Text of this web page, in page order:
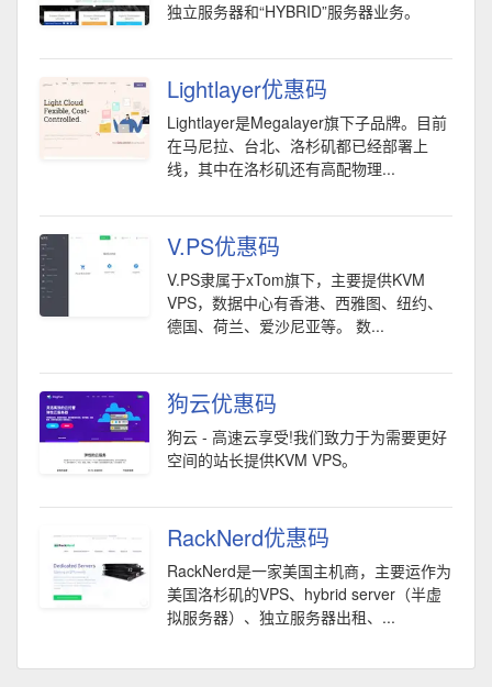
独立服务器和“HYBRID”服务器业务。
Lightlayer优惠码
Lightlayer是Megalayer旗下子品牌。目前
在马尼拉、台北、洛杉矶都已经部署上
线，其中在洛杉矶还有高配物理...
V.PS优惠码
V.PS隶属于xTom旗下，主要提供KVM
VPS，数据中心有香港、西雅图、纽约、
德国、荷兰、爱沙尼亚等。 数...
狗云优惠码
狗云 - 高速云享受!我们致力于为需要更好
空间的站长提供KVM VPS。
RackNerd优惠码
RackNerd是一家美国主机商，主要运作为
美国洛杉矶的VPS、hybrid server（半虚
拟服务器）、独立服务器出租、...